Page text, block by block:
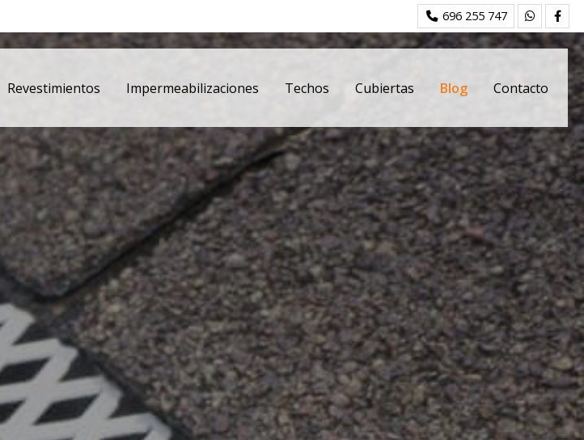
696 255 747
Revestimientos Impermeabilizaciones Techos Cubiertas Blog Contacto